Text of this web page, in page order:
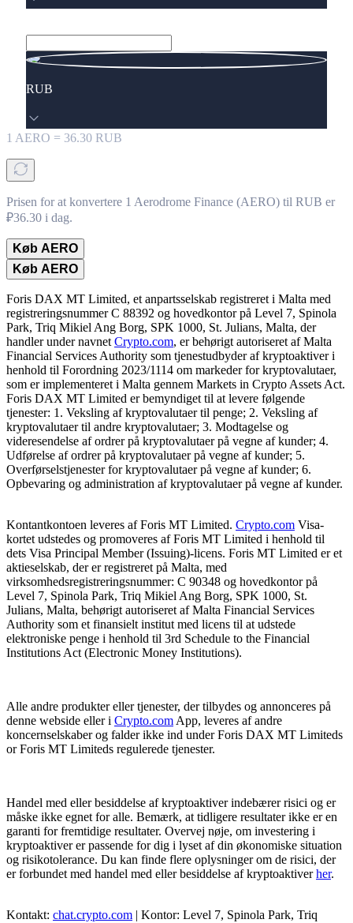
RUB
1 AERO = 36.30 RUB
Prisen for at konvertere 1 Aerodrome Finance (AERO) til RUB er
₽36.30 i dag.
Køb AERO
Køb AERO
Foris DAX MT Limited, et anpartsselskab registreret i Malta med
registreringsnummer C 88392 og hovedkontor på Level 7, Spinola
Park, Triq Mikiel Ang Borg, SPK 1000, St. Julians, Malta, der
handler under navnet Crypto.com, er behørigt autoriseret af Malta
Financial Services Authority som tjenestudbyder af kryptoaktiver i
henhold til Forordning 2023/1114 om markeder for kryptovalutaer,
som er implementeret i Malta gennem Markets in Crypto Assets Act.
Foris DAX MT Limited er bemyndiget til at levere følgende
tjenester: 1. Veksling af kryptovalutaer til penge; 2. Veksling af
kryptovalutaer til andre kryptovalutaer; 3. Modtagelse og
videresendelse af ordrer på kryptovalutaer på vegne af kunder; 4.
Udførelse af ordrer på kryptovalutaer på vegne af kunder; 5.
Overførselstjenester for kryptovalutaer på vegne af kunder; 6.
Opbevaring og administration af kryptovalutaer på vegne af kunder.
Kontantkontoen leveres af Foris MT Limited. Crypto.com Visa-
kortet udstedes og promoveres af Foris MT Limited i henhold til
dets Visa Principal Member (Issuing)-licens. Foris MT Limited er et
aktieselskab, der er registreret på Malta, med
virksomhedsregistreringsnummer: C 90348 og hovedkontor på
Level 7, Spinola Park, Triq Mikiel Ang Borg, SPK 1000, St.
Julians, Malta, behørigt autoriseret af Malta Financial Services
Authority som et finansielt institut med licens til at udstede
elektroniske penge i henhold til 3rd Schedule to the Financial
Institutions Act (Electronic Money Institutions).
Alle andre produkter eller tjenester, der tilbydes og annonceres på
denne webside eller i Crypto.com App, leveres af andre
koncernselskaber og falder ikke ind under Foris DAX MT Limiteds
or Foris MT Limiteds regulerede tjenester.
Handel med eller besiddelse af kryptoaktiver indebærer risici og er
måske ikke egnet for alle. Bemærk, at tidligere resultater ikke er en
garanti for fremtidige resultater. Overvej nøje, om investering i
kryptoaktiver er passende for dig i lyset af din økonomiske situation
og risikotolerance. Du kan finde flere oplysninger om de risici, der
er forbundet med handel med eller besiddelse af kryptoaktiverher.
Kontakt: chat.crypto.com | Kontor: Level 7, Spinola Park, Triq